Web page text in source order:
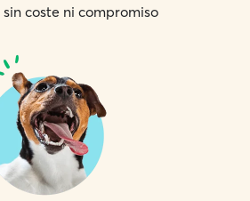
coste ni compromiso